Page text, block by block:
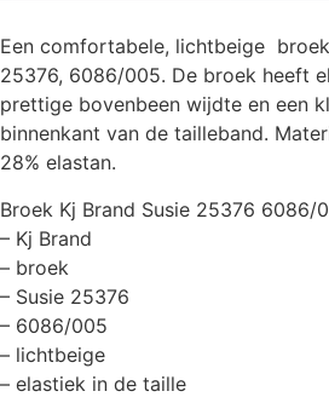
Een comfortabele, lichtbeige
25376, 6086/005. De broek heeft
prettige bovenbeen wijdte en een
binnenkant van de tailleband.
28% elastan.
Broek Kj Brand Susie 25376 6086/
– Kj Brand
– broek
– Susie 25376
– 6086/005
– lichtbeige
– elastiek in de taille